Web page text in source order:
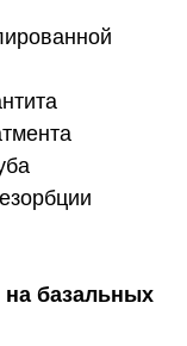
базальных